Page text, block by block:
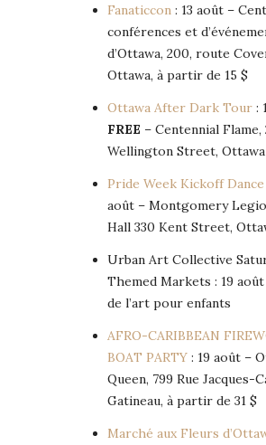
Fanaticcon : 13 août –
conférences et
d’Ottawa, 200, route
Ottawa, à partir de 15 $
Ottawa After Dark Tour :
FREE – Centennial Flame,
Wellington Street, Ottawa
Pride Week Kickoff
août – Montgomery
Hall 330 Kent Street,
Urban Art Collective
Themed Markets : 19
de l’art pour enfants
AFRO-CARIBBEAN
BOAT PARTY : 19 août –
Queen, 799 Rue Jacques-
Gatineau, à partir de 31 $
Marché aux Fleurs